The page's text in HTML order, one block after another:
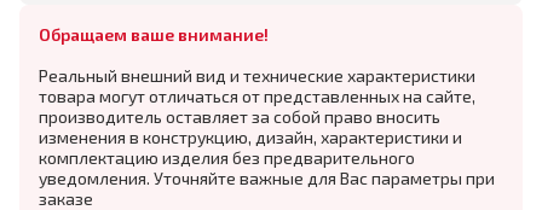
Обращаем ваше внимание!
Реальный внешний вид и технические характеристики
товара могут отличаться от представленных на сайте,
производитель оставляет за собой право вносить
изменения в конструкцию, дизайн, характеристики и
комплектацию изделия без предварительного
уведомления. Уточняйте важные для Вас параметры при
заказе